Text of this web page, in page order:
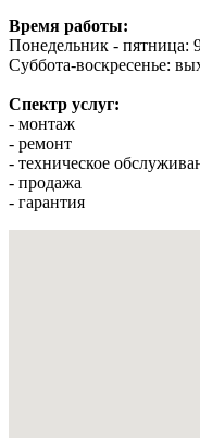
Время работы:
Понедельник - пятница:
Суббота-воскресенье:
Спектр услуг:
- монтаж
- ремонт
- техническое
- продажа
- гарантия